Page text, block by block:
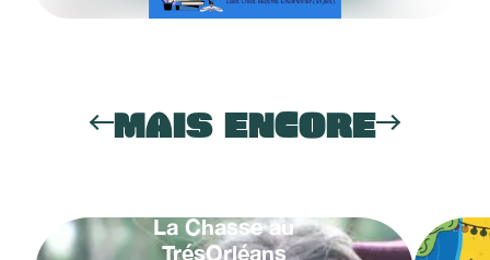
MAIS ENCORE
La Chasse au
TrésOrléans